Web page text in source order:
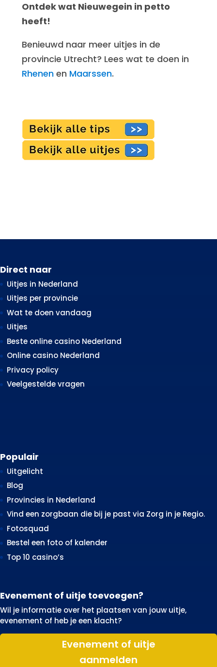
Ontdek wat Nieuwegein in petto
heeft!
Benieuwd naar meer uitjes in de
provincie Utrecht? Lees wat te doen in
Rhenenen Maarssen.
Direct naar
Uitjes in Nederland
Uitjes per provincie
Wat te doen vandaag
Uitjes
Beste online casino Nederland
Online casino Nederland
Privacy policy
Veelgestelde vragen
Populair
Uitgelicht
Blog
Provincies in Nederland
Vind een zorgbaan die bij je past via Zorg in je Regio.
Fotosquad
Bestel een foto of kalender
Top 10 casino’s
Evenement of uitje toevoegen?
Wil je informatie over het plaatsen van jouw uitje,
evenement of heb je een klacht?
Evenement of uitje
aanmelden